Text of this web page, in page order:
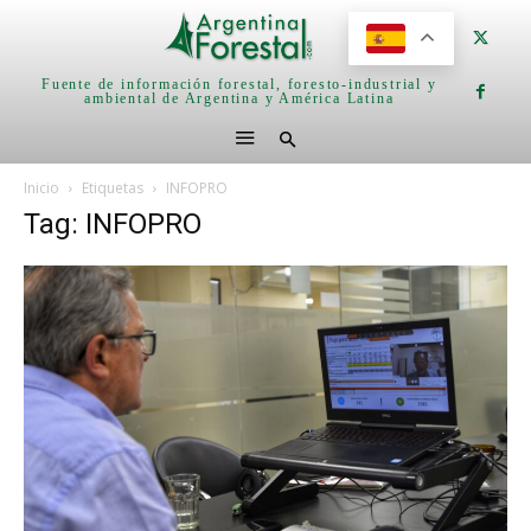
Fuente de información forestal, foresto-industrial y
ambiental de Argentina y América Latina
Inicio Etiquetas INFOPRO
Tag: INFOPRO